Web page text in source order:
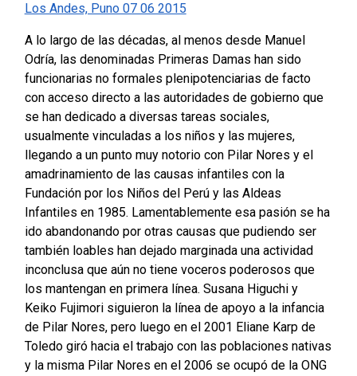
Los Andes, Puno 07 06 2015
A lo largo de las décadas, al menos desde Manuel
Odría, las denominadas Primeras Damas han sido
funcionarias no formales plenipotenciarias de facto
con acceso directo a las autoridades de gobierno que
se han dedicado a diversas tareas sociales,
usualmente vinculadas a los niños y las mujeres,
llegando a un punto muy notorio con Pilar Nores y el
amadrinamiento de las causas infantiles con la
Fundación por los Niños del Perú y las Aldeas
Infantiles en 1985. Lamentablemente esa pasión se ha
ido abandonando por otras causas que pudiendo ser
también loables han dejado marginada una actividad
inconclusa que aún no tiene voceros poderosos que
los mantengan en primera línea. Susana Higuchi y
Keiko Fujimori siguieron la línea de apoyo a la infancia
de Pilar Nores, pero luego en el 2001 Eliane Karp de
Toledo giró hacia el trabajo con las poblaciones nativas
y la misma Pilar Nores en el 2006 se ocupó de la ONG